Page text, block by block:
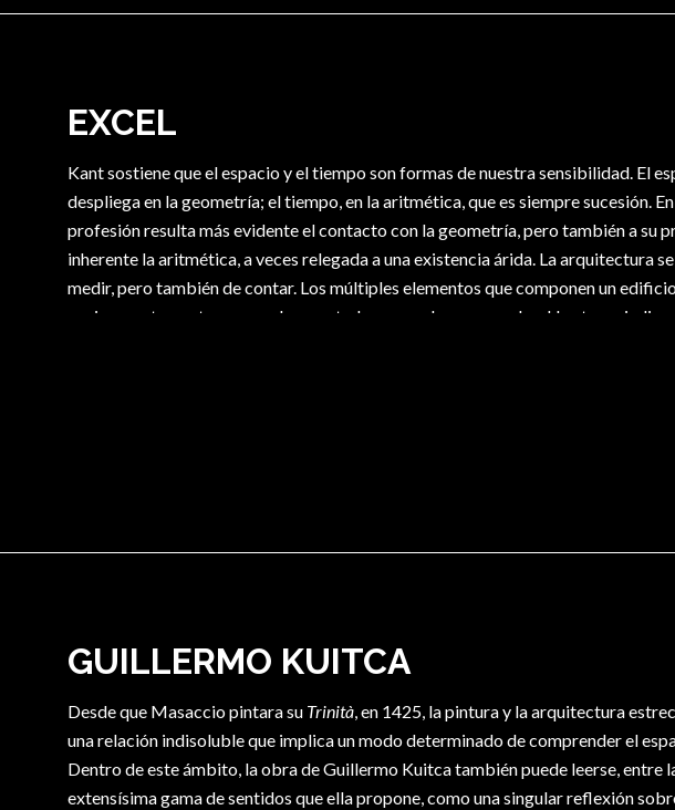
EXCEL
Kant sostiene que el espacio y el tiempo son formas de nuestra sensibilidad. El
despliega en la geometría; el tiempo, en la aritmética, que es siempre sucesión.
profesión resulta más evidente el contacto con la geometría, pero también a su
inherente la aritmética, a veces relegada a una existencia árida. La arquitectura
medir, pero también de contar. Los múltiples elementos que componen un
ser incesantemente numerados, anotados, sumados, agrupados. Una tarea
GUILLERMO KUITCA
Desde que Masaccio pintara su Trinità, en 1425, la pintura y la arquitectura
una relación indisoluble que implica un modo determinado de comprender el
Dentro de este ámbito, la obra de Guillermo Kuitca también puede leerse, entre
extensísima gama de sentidos que ella propone, como una singular reflexión